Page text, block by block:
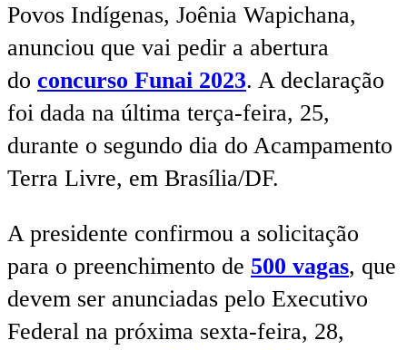
Povos Indígenas, Joênia Wapichana,
anunciou que vai pedir a abertura
do concurso Funai 2023. A declaração
foi dada na última terça-feira, 25,
durante o segundo dia do Acampamento
Terra Livre, em Brasília/DF.
A presidente confirmou a solicitação
para o preenchimento de 500 vagas, que
devem ser anunciadas pelo Executivo
Federal na próxima sexta-feira, 28,